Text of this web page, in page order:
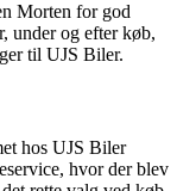
Morten for god
under og efter køb,
til UJS Biler.
hos UJS Biler
hvor der blev